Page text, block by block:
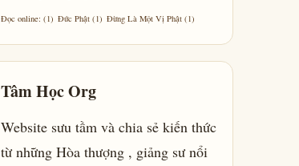
Đọc online: (1) Đức Phật (1) Đừng Là Một Vị Phật (1)
Tâm Học Org
Website sưu tầm và chia sẻ kiến thức
từ những Hòa thượng , giảng sư nổi